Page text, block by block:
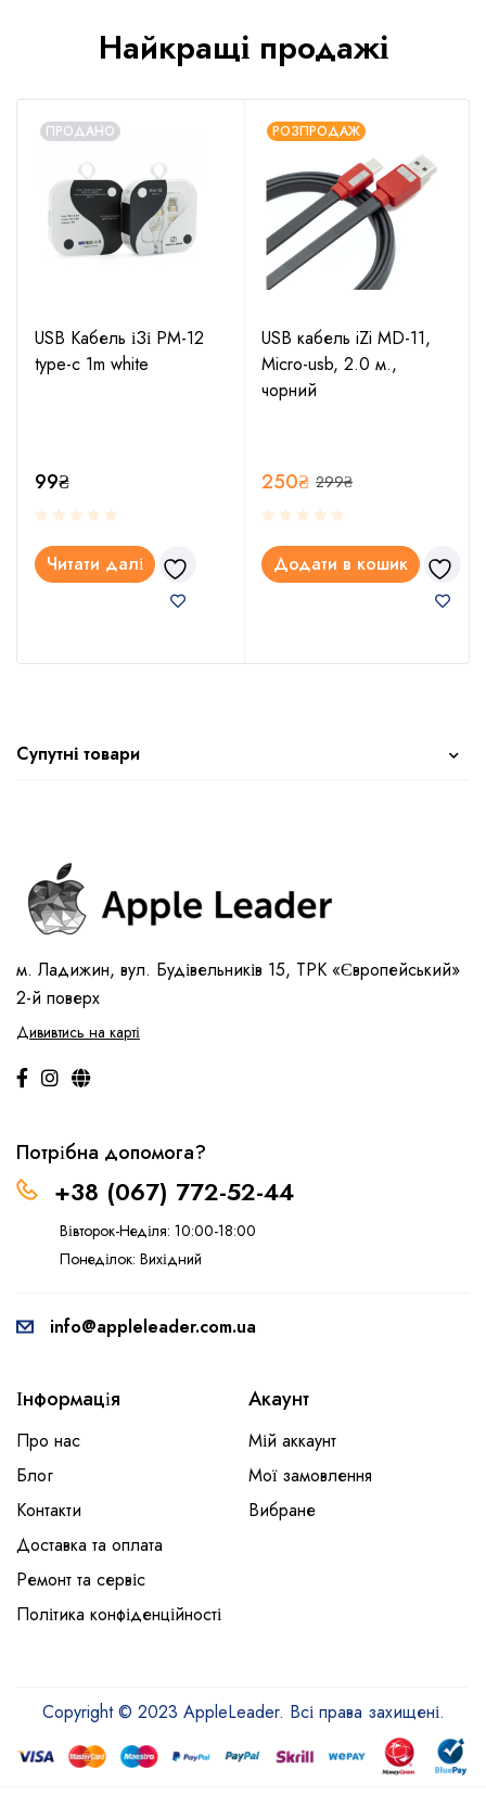
Найкращі продажі
ПРОДАНО
USB Кабель іЗі PM-12
type-c 1m white
99₴
Читати далі
РОЗПРОДАЖ
USB кабель iZi MD-11,
Micro-usb, 2.0 м.,
чорний
299₴
250₴
Додати в кошик
Супутні товари
м. Ладижин, вул. Будівельників 15, ТРК «Європейський»
2-й поверх
Дививтись на карті
Потрібна допомога?
+38 (067) 772-52-44
Вівторок-Неділя: 10:00-18:00
Понеділок: Вихідний
info@appleleader.com.ua
Інформація
Про нас
Блог
Контакти
Доставка та оплата
Ремонт та сервіс
Політика конфіденційності
Акаунт
Мій аккаунт
Мої замовлення
Вибране
Copyright © 2023 AppleLeader. Всі права захищені.